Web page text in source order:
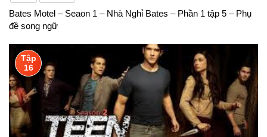
Bates Motel – Seaon 1 – Nhà Nghỉ Bates – Phần 1 tập 5 – Phụ
đề song ngữ
Tập
16